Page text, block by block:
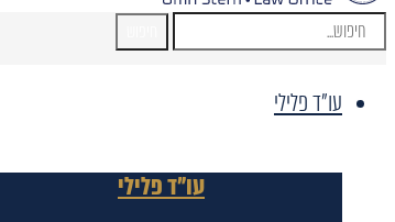
עו"ד פלילי
עו"ד פלילי